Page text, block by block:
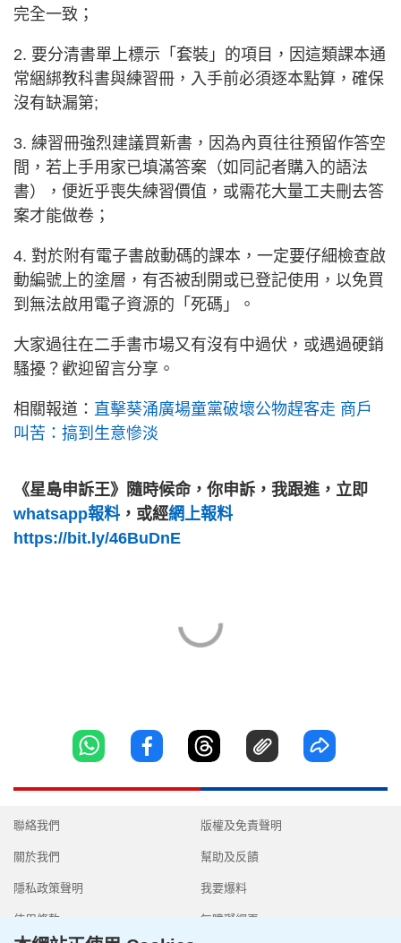
完全一致；
2. 要分清書單上標示「套裝」的項目，因這類課本通
常綑綁教科書與練習冊，入手前必須逐本點算，確保
沒有缺漏第;
3. 練習冊強烈建議買新書，因為內頁往往預留作答空
間，若上手用家已填滿答案（如同記者購入的語法
書），便近乎喪失練習價值，或需花大量工夫刪去答
案才能做卷；
4. 對於附有電子書啟動碼的課本，一定要仔細檢查啟
動編號上的塗層，有否被刮開或已登記使用，以免買
到無法啟用電子資源的「死碼」。
大家過往在二手書市場又有沒有中過伏，或遇過硬銷
騷擾？歡迎留言分享。
相關報道： 直擊葵涌廣場童黨破壞公物趕客走 商戶
叫苦：搞到生意慘淡
《星島申訴王》隨時候命，你申訴，我跟進，立即
whatsapp報料，或經網上報料
https://bit.ly/46BuDnE
聯絡我們
關於我們
隱私政策聲明
使用條款
版權及免責聲明
幫助及反饋
我要爆料
無障礙網頁